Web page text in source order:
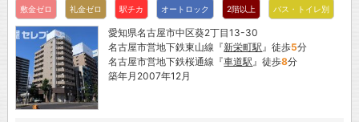
敷金ゼロ 礼金ゼロ 駅チカ オートロック 2階以上 バス・トイレ別
愛知県名古屋市中区葵2丁目13-30
名古屋市営地下鉄東山線『新栄町駅』徒歩5分
名古屋市営地下鉄桜通線『車道駅』徒歩8分
築年月2007年12月